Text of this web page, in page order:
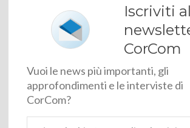
Iscriviti
CorCom
Vuoi le news più importanti, gli
approfondimenti e le interviste di
CorCom?